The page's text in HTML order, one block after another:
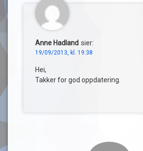
Anne Hadland sier:
19/09/2013, kl. 19:38
Hei,
Takker for god oppdatering.